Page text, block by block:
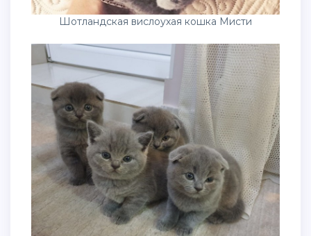
Шотландская вислоухая кошка Мисти